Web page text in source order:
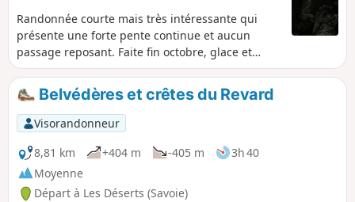
Randonnée courte mais très intéressante qui
présente une forte pente continue et aucun
passage reposant. Faite fin octobre, glace et
légère neige dans la cheminée et brouillard
givrant au sommet. Sortie de la forêt jusqu'au
pied de la falaise et marche de face dans un
pierrier instable. Passage à travers la falaise bien
câblé et gainé de plastique (préhension glissante
avec des gants mais très confortable en été
mains nues). Randonnée à déconseiller pour
jeunes enfants.
Belvédères et crêtes du Revard
Visorandonneur
8,81 km
+404 m -405 m
3h 40
Moyenne
Départ à Les Déserts (Savoie)